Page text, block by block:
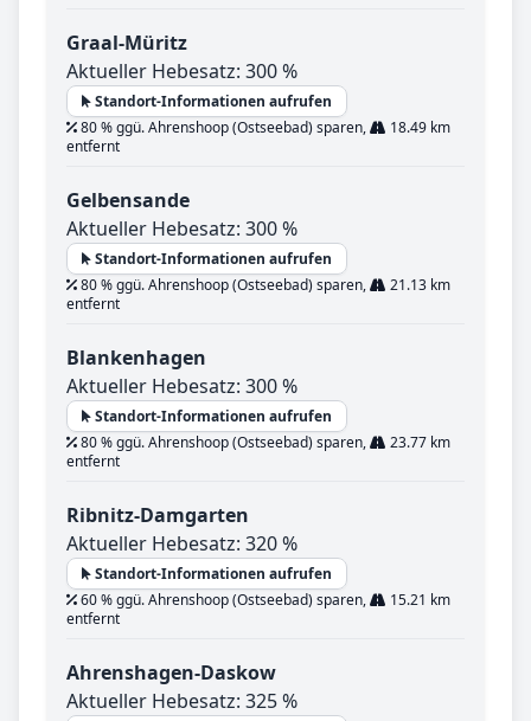
Graal-Müritz
Aktueller Hebesatz: 300 %
Standort-Informationen aufrufen
80 % ggü. Ahrenshoop (Ostseebad) sparen,
18.49 km
entfernt
Gelbensande
Aktueller Hebesatz: 300 %
Standort-Informationen aufrufen
80 % ggü. Ahrenshoop (Ostseebad) sparen,
21.13 km
entfernt
Blankenhagen
Aktueller Hebesatz: 300 %
Standort-Informationen aufrufen
80 % ggü. Ahrenshoop (Ostseebad) sparen,
23.77 km
entfernt
Ribnitz-Damgarten
Aktueller Hebesatz: 320 %
Standort-Informationen aufrufen
60 % ggü. Ahrenshoop (Ostseebad) sparen,
15.21 km
entfernt
Ahrenshagen-Daskow
Aktueller Hebesatz: 325 %